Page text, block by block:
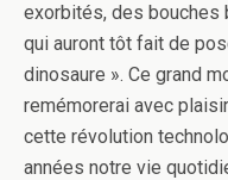
exorbités, des bouches
qui auront tôt fait de
dinosaure ». Ce grand
remémorerai avec
cette révolution
années notre vie